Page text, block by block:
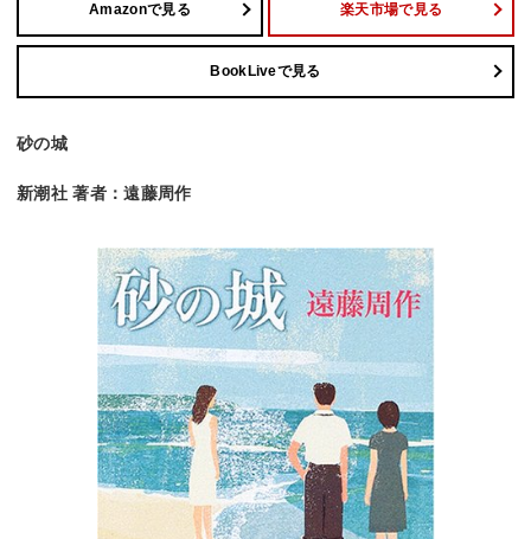
Amazonで見る 楽天市場で見る
BookLiveで見る
砂の城
新潮社 著者：遠藤周作